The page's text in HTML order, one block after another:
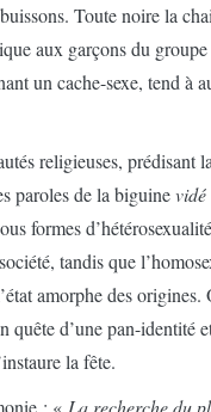
Toute noire la
aux garçons du
un cache-sexe, tend à
religieuses,
paroles de la biguinevidé
formes
tandis que
amorphe des origines.
quête d’une pan-
la fête.
: « La recherche du